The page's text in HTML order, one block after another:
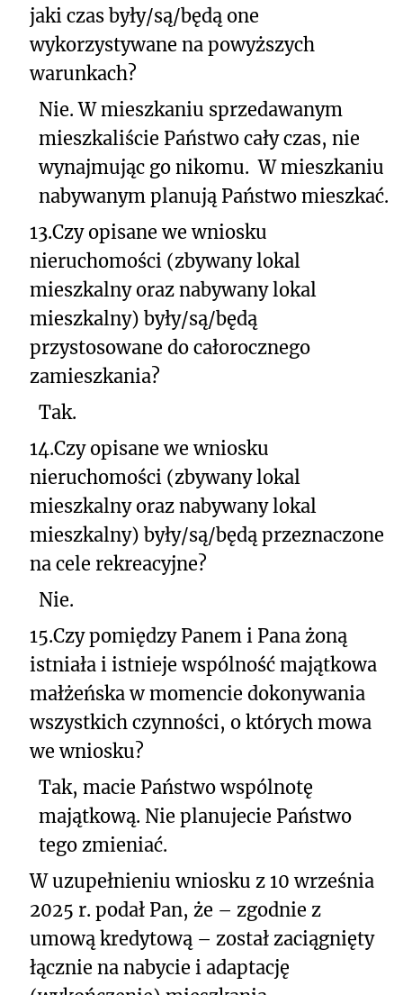
jaki czas były/są/będą one
wykorzystywane na powyższych
warunkach?
Nie. W mieszkaniu sprzedawanym
mieszkaliście Państwo cały czas, nie
wynajmując go nikomu. W mieszkaniu
nabywanym planują Państwo mieszkać.
13.Czy opisane we wniosku
nieruchomości (zbywany lokal
mieszkalny oraz nabywany lokal
mieszkalny) były/są/będą
przystosowane do całorocznego
zamieszkania?
Tak.
14.Czy opisane we wniosku
nieruchomości (zbywany lokal
mieszkalny oraz nabywany lokal
mieszkalny) były/są/będą przeznaczone
na cele rekreacyjne?
Nie.
15.Czy pomiędzy Panem i Pana żoną
istniała i istnieje wspólność majątkowa
małżeńska w momencie dokonywania
wszystkich czynności, o których mowa
we wniosku?
Tak, macie Państwo wspólnotę
majątkową. Nie planujecie Państwo
tego zmieniać.
W uzupełnieniu wniosku z 10 września
2025 r. podał Pan, że – zgodnie z
umową kredytową – został zaciągnięty
łącznie na nabycie i adaptację